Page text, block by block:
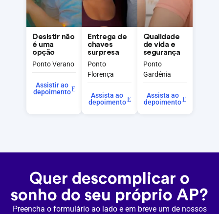
Desistir não
é uma
opção
Ponto Verano
Assistir ao
depoimento
Entrega de
chaves
surpresa
Ponto
Florença
Assista ao
depoimento
Qualidade
de vida e
segurança
Ponto
Gardênia
Assista ao
depoimento
Quer descomplicar o
sonho do seu próprio AP?
Preencha o formulário ao lado e em breve um de nossos